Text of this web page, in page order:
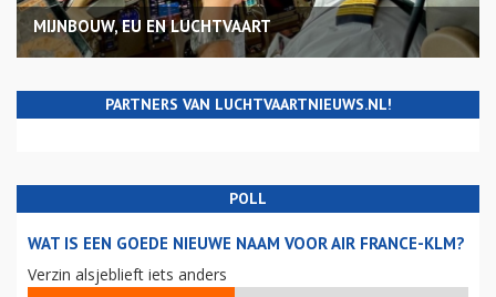
MIJNBOUW, EU EN LUCHTVAART
PARTNERS VAN LUCHTVAARTNIEUWS.NL!
POLL
WAT IS EEN GOEDE NIEUWE NAAM VOOR AIR FRANCE-KLM?
Verzin alsjeblieft iets anders